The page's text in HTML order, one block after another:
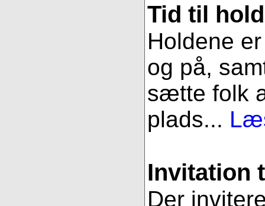
Tid til
Holdene
og på,
sætte folk
plads...
Invitation
Der